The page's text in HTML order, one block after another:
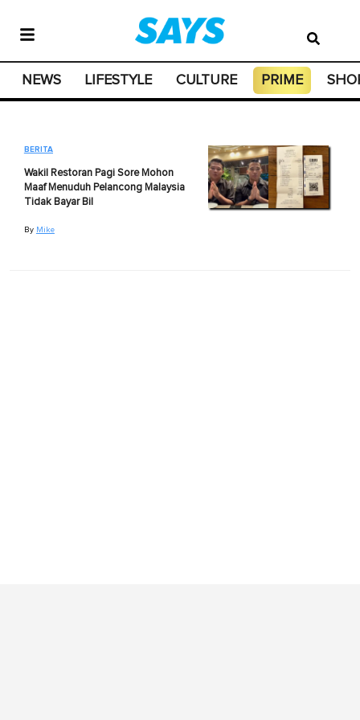
NEWS LIFESTYLE CULTURE PRIME
BERITA
Wakil Restoran Pagi Sore Mohon
Maaf Menuduh Pelancong Malaysia
Tidak Bayar Bil
By Mike